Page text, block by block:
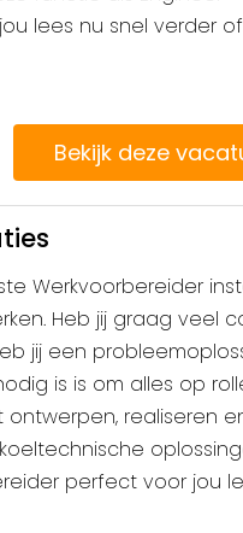
lees nu snel verder of
Bekijk deze
Werkvoorbereider
Heb jij graag veel
jij een
is is om alles op
realiseren
perfect voor jou